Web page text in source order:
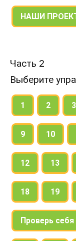
НАШИ
Часть 2
Выберите
1 2 3
9 10
12 13
18 19
Проверь себя